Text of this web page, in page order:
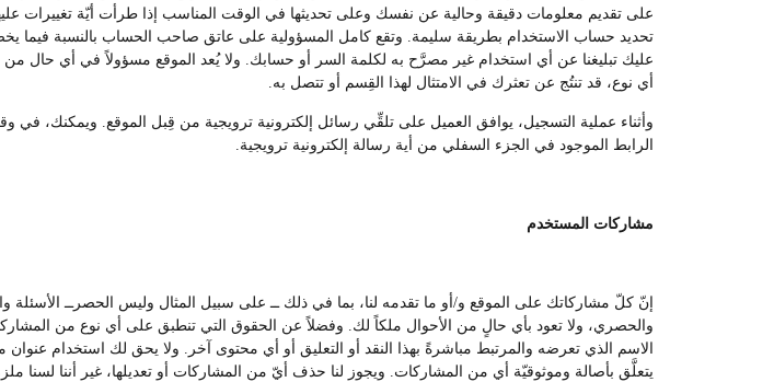
على تقديم معلومات دقيقة وحالية عن نفسك وعلى تحديثها في الوقت المناسب إذا طرأت أيّة تغييرات
تحديد حساب الاستخدام بطريقة سليمة. وتقع كامل المسؤولية على عاتق صاحب الحساب بالنسبة فيما
عليك تبليغنا عن أي استخدام غير مصرَّح به لكلمة السر أو حسابك. ولا يُعد الموقع مسؤولاً في أي حال
أي نوع، قد تنتُج عن تعثرك في الامتثال لهذا القِسم أو تتصل به.
وأثناء عملية التسجيل، يوافق العميل على تلقِّي رسائل إلكترونية ترويجية من قِبل الموقع. ويمكنك،
الرابط الموجود في الجزء السفلي من أية رسالة إلكترونية ترويجية.
مشاركات المستخدم
إنّ كلّ مشاركاتك على الموقع و/أو ما تقدمه لنا، بما في ذلك ــ على سبيل المثال وليس الحصرــ الأسئلة
والحصري، ولا تعود بأي حالٍ من الأحوال ملكاً لك. وفضلاً عن الحقوق التي تنطبق على أي نوع من
الاسم الذي تعرضه والمرتبط مباشرةً بهذا النقد أو التعليق أو أي محتوى آخر. ولا يحق لك استخدام
يتعلَّق بأصالة وموثوقيّة أي من المشاركات. ويجوز لنا حذف أيّ من المشاركات أو تعديلها، غير أننا لسنا